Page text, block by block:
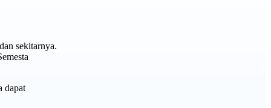
sekitarnya.
dapat